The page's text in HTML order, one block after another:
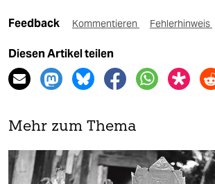
Feedback Kommentieren Fehlerhinweis
Diesen Artikel teilen
Mehr zum Thema